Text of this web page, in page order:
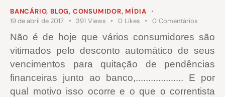
BANCÁRIO, BLOG, CONSUMIDOR, MÍDIA
19 de abril de 2017
391 Views 0 Likes 0 Comentários
Não é de hoje que vários consumidores são
vitimados pelo desconto automático de seus
vencimentos para quitação de pendências
financeiras junto ao banco,................... E por
qual motivo isso ocorre e o que o correntista